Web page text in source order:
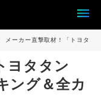
メーカー直撃取材！「トヨタタ
ヨタタン
ング＆全カ